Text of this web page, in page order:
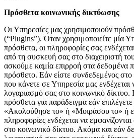
Πρόσθετα κοινωνικής δικτύωσης
Οι Υπηρεσίες μας χρησιμοποιούν
(“Plugins”). Όταν χρησιμοποιείτε μία
πρόσθετα, οι πληροφορίες σας
από τη συσκευή σας στο διαχειριστή
ασκούμε καμία επιρροή στα δεδομένα
πρόσθετο. Εάν είστε συνδεδεμένος
που κάνετε σε Υπηρεσία μας ενδέχεται
λογαριασμό σας στο κοινωνικό
πρόσθετα για παράδειγμα εάν
«Ακολούθησε το» ή «Μοιράσου το» ή
πληροφορίες ενδέχεται να
στο κοινωνικό δίκτυο. Ακόμα και εάν